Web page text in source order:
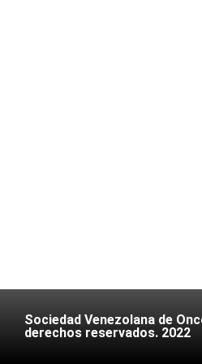
Sociedad Venezolana de
derechos reservados. 2022